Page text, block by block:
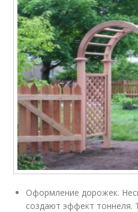
Оформление дорожек.
создают эффект тоннеля.